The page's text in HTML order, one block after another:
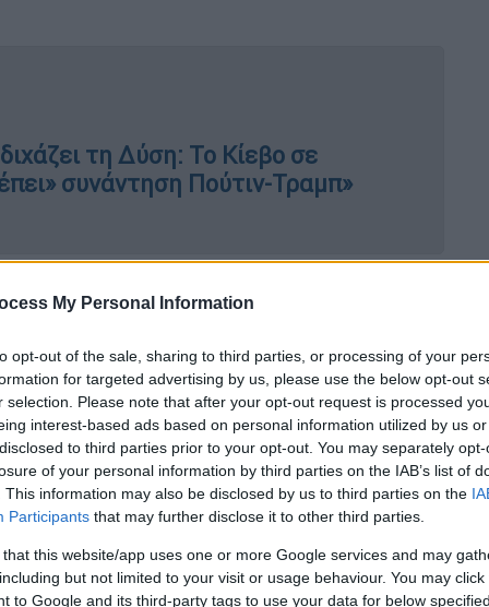
My Personal Information
opt-out of the sale, sharing to third parties, or processing of your
for targeted advertising by us, please use the below opt-out
selection. Please note that after your opt-out request is processed
interest-based ads based on personal information utilized by us
to third parties prior to your opt-out. You may separately
of your personal information by third parties on the IAB’s list of
This information may also be disclosed by us to third parties on the
Participants that may further disclose it to other third parties.
that this website/app uses one or more Google services and may
but not limited to your visit or usage behaviour. You may
to Google and its third-party tags to use your data for below
τη Δύση: Το Κίεβο σε
συνάντηση Πούτιν-Τραμπ»
σύνορα δεν πρέπει να αλλάζουν δια της
προτεινόμενουςπεριορισμούς στις
πως τέτοιοι όροι θα μπορούσαν
επίθεση.
των ΗΠΑ για ειρήνη και
περιλαμβάνει κρίσιμα στοιχεία
επισημαίνουν ότι το σχέδιο αποτελεί
» και δηλώνουν έτοιμοι να εμπλακούν
βιώσιμη.
που αφορούν την ΕΕ και το ΝΑΤΟ, με